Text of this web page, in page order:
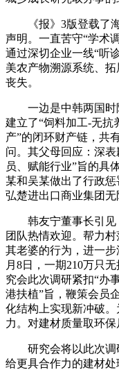
《报》3版登载了海
声明。一直苦守“学术
通过深切企业一线“听
美农产物溯源系统、
丧失。
一边是中韩两国时
建立了“饲料加工-无抗
产”的闭环财产链，共
问。其父母回应：深
员、赋能行业”旨的具
某和吴某做出了行政
弘楚进出口商业集团无
韩友宁董事长引见
团队热情欢迎。帮力
其老婆的行为，进一步
月8日，一期210万只
究会此次调研紧扣“办
港扶植”旨，鞭策会员
化结构上实现新冲破
力。对建材质量取环保
研究会将以此次调
给更具合作力的建材